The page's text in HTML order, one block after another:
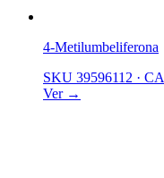
4-Metilumbeliferona
SKU 39596112 ·
Ver →